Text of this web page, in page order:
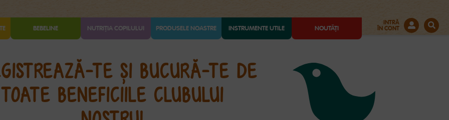
BEBELINE NUTRIȚIA COPILULUI PRODUSELE NOASTRE INSTRUMENTE UTILE NOUTĂȚI
INTRĂ
ÎN CONT
TE ȘI BUCURĂ-TE DE
TOATE BENEFICIILE CLUBULUI